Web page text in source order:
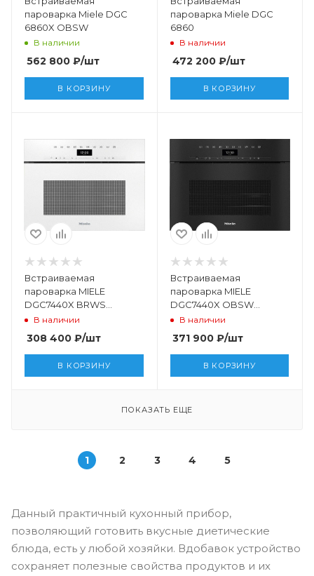
пароварка Miele DGC
6860X OBSW
В наличии
562 800 ₽/шт
В КОРЗИНУ
пароварка Miele DGC
6860
В наличии
472 200₽/шт
В КОРЗИНУ
Встраиваемая
пароварка MIELE
DGC7440X BRWS
бриллиантовый белый
В наличии
308 400 ₽/шт
В КОРЗИНУ
Встраиваемая
пароварка MIELE
DGC7440X OBSW
чёрный обсидиан
В наличии
371 900₽/шт
В КОРЗИНУ
ПОКАЗАТЬ ЕЩЕ
1 2 3 4 5
Данный практичный кухонный прибор,
позволяющий готовить вкусные диетические
блюда, есть у любой хозяйки. Вдобавок устройство
сохраняет полезные свойства продуктов и их